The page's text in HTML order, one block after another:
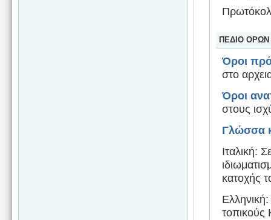
ΠΕΔΙΟ
Όροι
στο
Όροι
στους
Γλώσσα
Ιταλική:
κατοχής
τοπικούς